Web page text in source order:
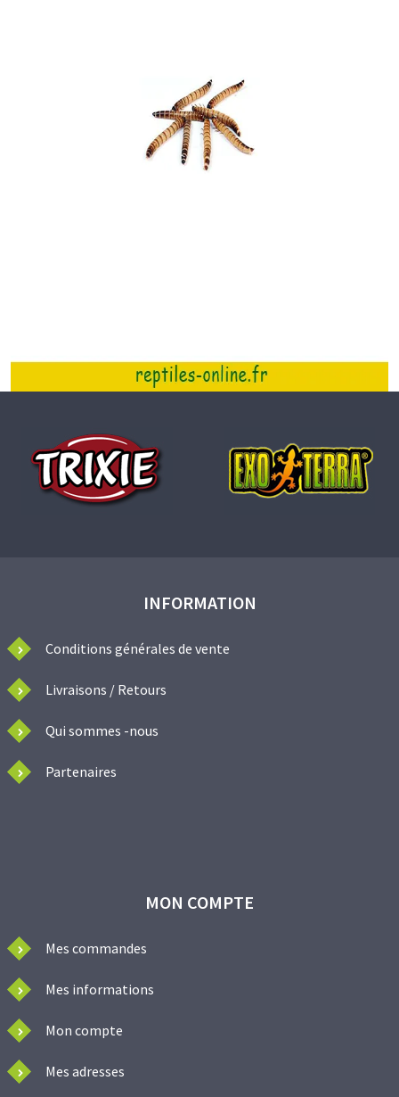
INFORMATION
Conditions générales de vente
Livraisons / Retours
Qui sommes -nous
Partenaires
MON COMPTE
Mes commandes
Mes informations
Mon compte
Mes adresses